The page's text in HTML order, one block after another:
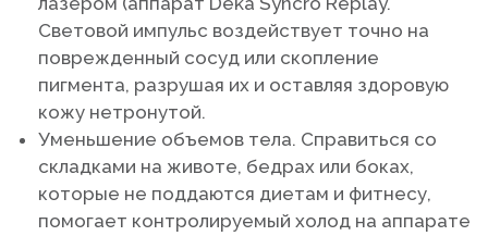
Световой импульс воздействует точно на
поврежденный сосуд или скопление
пигмента, разрушая их и оставляя здоровую
кожу нетронутой.
Уменьшение объемов тела. Справиться со
складками на животе, бедрах или боках,
которые не поддаются диетам и фитнесу,
помогает контролируемый холод на аппарате